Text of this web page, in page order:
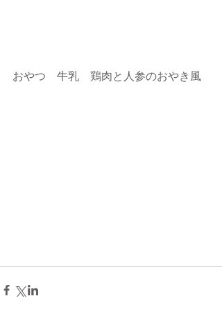
おやつ　牛乳　鶏肉と人参のおやき風